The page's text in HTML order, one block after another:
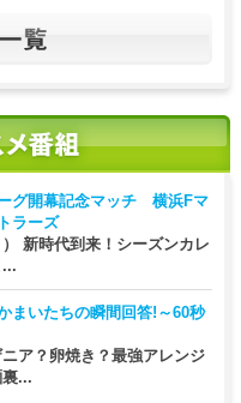
グ開幕記念マッチ 横浜Fマ
ラーズ
） 新時代到来！シーズンカレ
まいたちの瞬間回答!～60秒
ア？卵焼き？最強アレンジ
...